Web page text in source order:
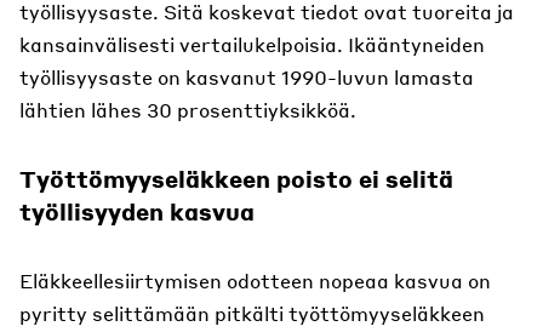
työllisyysaste. Sitä koskevat tiedot ovat tuoreita ja
kansainvälisesti vertailukelpoisia. Ikääntyneiden
työllisyysaste on kasvanut 1990-luvun lamasta
lähtien lähes 30 prosenttiyksikköä.
Työttömyyseläkkeen poisto ei selitä
työllisyyden kasvua
Eläkkeellesiirtymisen odotteen nopeaa kasvua on
pyritty selittämään pitkälti työttömyyseläkkeen